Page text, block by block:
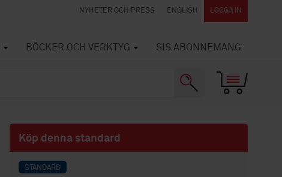
NYHETER OCH PRESS ENGLISH LOGGA IN
BÖCKER OCH VERKTYG SIS ABONNEMANG
Köp denna standard
STANDARD